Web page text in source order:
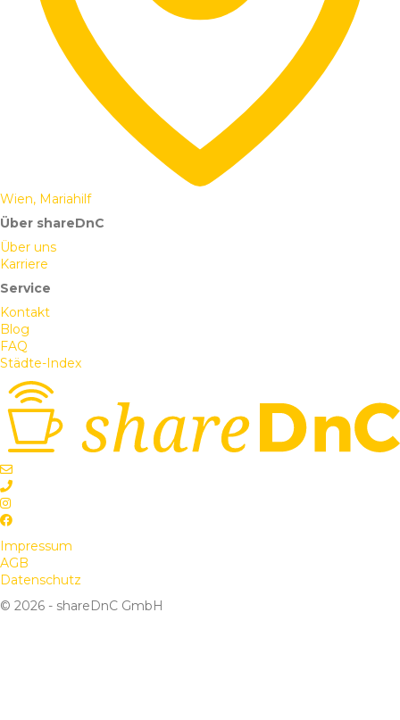
Wien, Mariahilf
Über shareDnC
Über uns
Karriere
Service
Kontakt
Blog
FAQ
Städte-Index
Impressum
AGB
Datenschutz
© 2026 - shareDnC GmbH